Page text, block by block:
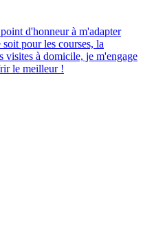
d'honneur à m'adapter
pour les courses, la
visites à domicile, je m'engage
le meilleur !